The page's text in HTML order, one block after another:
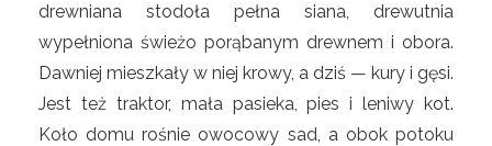
drewniana stodoła pełna siana, drewutnia
wypełniona świeżo porąbanym drewnem i obora.
Dawniej mieszkały w niej krowy, a dziś — kury i gęsi.
Jest też traktor, mała pasieka, pies i leniwy kot.
Koło domu rośnie owocowy sad, a obok potoku